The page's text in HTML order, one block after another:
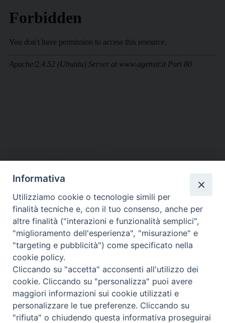
DIOCESI SUBURBICARIA DI ALBANO
Contatti:Tel.: 06.93268401 - Fax.: 06.9323844
E-mail:curia@diocesidialbano.it
Orari: dal Lunedì al Venerdì Ore: 9:00 - 13:00
Lunedì, Mercoledì e Venerdì, Ore 9:30 - 12:30
Diocesi Suburbicaria di Albano
Informativa
Utilizziamo cookie o tecnologie simili per
finalità tecniche e, con il tuo consenso, anche per
altre finalità ("interazioni e funzionalità semplici",
"miglioramento dell'esperienza", "misurazione" e
"targeting e pubblicità") come specificato nella
cookie policy.
Cliccando su "accetta" acconsenti all'utilizzo dei
cookie. Cliccando su "personalizza" puoi avere
maggiori informazioni sui cookie utilizzati e
personalizzare le tue preferenze. Cliccando su
"rifiuta" o chiudendo questa informativa proseguirai